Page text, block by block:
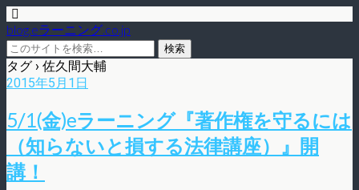
blog.eラーニング.co.jp
タグ › 佐久間大輔
2015年5月1日
5/1(金)eラーニング『著作権を守るには
（知らないと損する法律講座）』開
講！